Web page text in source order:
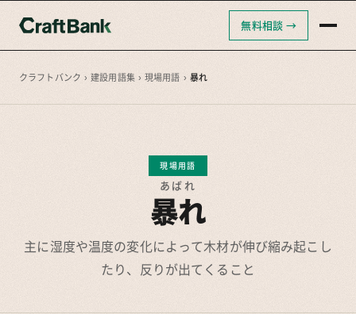
クラフトバンクAI
クラフトバンク採用支援
無料相談 →
クラフトバンク › 建設用語集 › 現場用語 › 暴れ
現場用語
あばれ
暴れ
主に湿度や温度の変化によって木材が伸び縮み起こし
たり、反りが出てくること